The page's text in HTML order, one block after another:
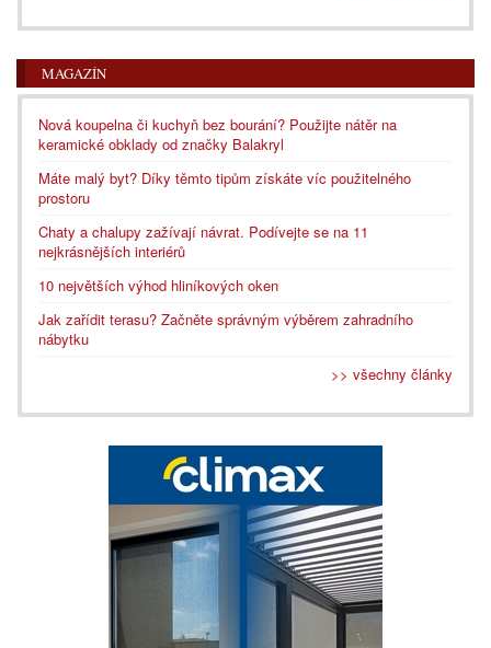
MAGAZÍN
Nová koupelna či kuchyň bez bourání? Použijte nátěr na
keramické obklady od značky Balakryl
Máte malý byt? Díky těmto tipům získáte víc použitelného
prostoru
Chaty a chalupy zažívají návrat. Podívejte se na 11
nejkrásnějších interiérů
10 největších výhod hliníkových oken
Jak zařídit terasu? Začněte správným výběrem zahradního
nábytku
>> všechny články